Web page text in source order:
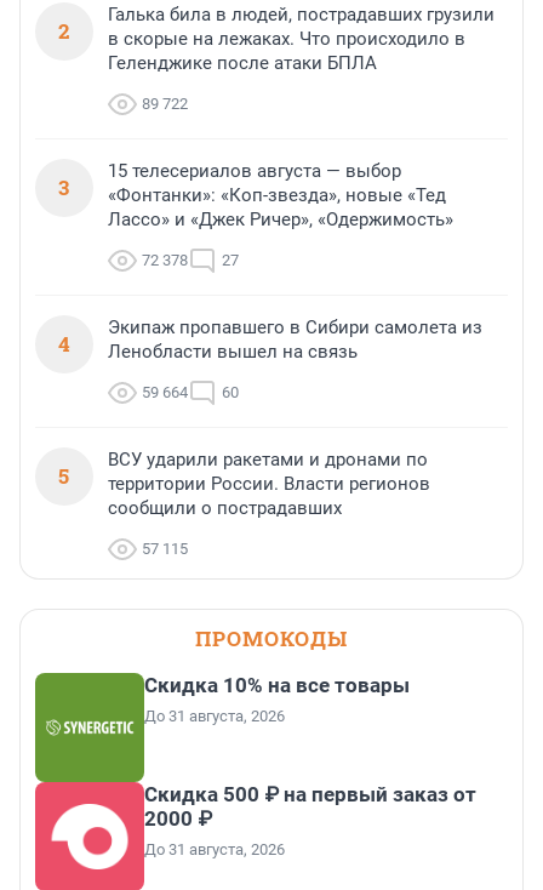
2
Галька била в людей, пострадавших грузили
в скорые на лежаках. Что происходило в
Геленджике после атаки БПЛА
89 722
3
15 телесериалов августа — выбор
«Фонтанки»: «Коп-звезда», новые «Тед
Лассо» и «Джек Ричер», «Одержимость»
72 378 27
4
Экипаж пропавшего в Сибири самолета из
Ленобласти вышел на связь
59 664 60
5
ВСУ ударили ракетами и дронами по
территории России. Власти регионов
сообщили о пострадавших
57 115
ПРОМОКОДЫ
Скидка 10% на все товары
До 31 августа, 2026
Скидка 500 ₽ на первый заказ от
2000 ₽
До 31 августа, 2026